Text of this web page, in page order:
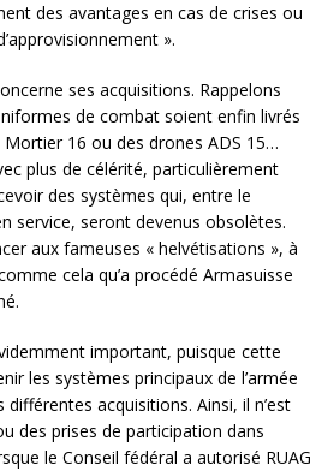
des avantages en cas de crises ou
».
ses acquisitions. Rappelons
de combat soient enfin livrés
16 ou des drones ADS 15…
plus de célérité, particulièrement
des systèmes qui, entre le
service, seront devenus obsolètes.
aux fameuses « helvétisations », à
cela qu’a procédé Armasuisse
important, puisque cette
les systèmes principaux de l’armée
acquisitions. Ainsi, il n’est
des prises de participation dans
le Conseil fédéral a autorisé RUAG